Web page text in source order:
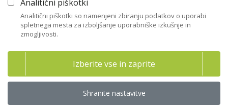
sdh, državne družbe
Vstopite v knjižnico
Analitični piškotki
Analitični piškotki so namenjeni zbiranju podatkov o uporabi
spletnega mesta za izboljšanje uporabniške izkušnje in
zmogljivosti.
Izberite vse in zaprite
Shranite nastavitve